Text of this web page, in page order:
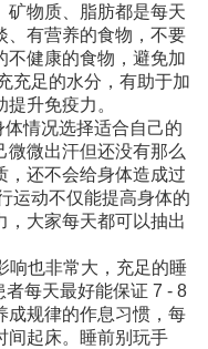
矿物质、脂肪都是每天
、有营养的食物，不要
不健康的食物，避免加
充足的水分，有助于加
升免疫力。
情况选择适合自己的
微微出汗但还没有那么
，还不会给身体造成过
运动不仅能提高身体的
，大家每天都可以抽出
也非常大，充足的睡
者每天最好能保证 7 - 8
成规律的作息习惯，每
间起床。睡前别玩手